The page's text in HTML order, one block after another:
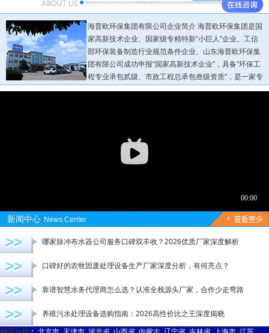
海普欧环保集团有限公司企业简介 海普欧环保集团是国
家高新技术企业、国家级专精特新“小巨人”企业、工信
部环保装备制造行业规范条件企业、山东海普欧环保集
团有限公司成功申报“国家高新技术企业”，具备“环保工
程专业承包贰级、市政工程总承包叁级资质”，是一家专
业从事各种环保设备研发生产销售为一体的现代化三A企业...
新闻中心 News Center
>> 哪家脉冲布水器公司服务口碑双丰收？2026优质厂家深度解析
>> 口碑好的农牧固废处理设备生产厂家深度分析，有何亮点？
>> 靠谱智慧水务代理商怎么选？认准全栈源头厂家，合作少走弯路
>> 养殖污水处理设备选购指南：2026高性价比之王深度揭晓